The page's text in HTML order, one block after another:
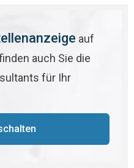
auf
auch Sie die
für Ihr